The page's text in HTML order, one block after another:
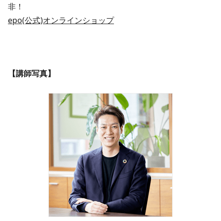
非！
epo(公式)オンラインショップ
【講師写真】